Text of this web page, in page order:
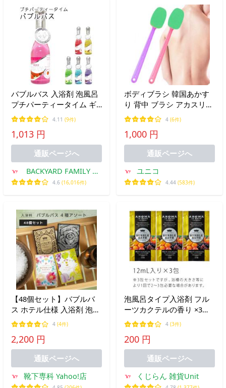
バブルバス 入浴剤 泡風呂
プチパーティータイム ギ
フト ボディソープ バスア
ロマ パーティータイム
4.11 (9件)
1,013 円
通販ページへ
BACKYARD FAMILY マ
マタウン
4.6 (16,016件)
ボディブラシ 韓国あかす
り 背中 ブラシ アカスリ
便利 グッズ 美肌ブラシ 韓
国式 垢すり ボディケア ギ
フト あかすり マッサージ
孫の手 ボディブラシ
4 (6件)
1,000 円
通販ページへ
ユニコ
4.44 (583件)
【48個セット】バブルバ
ス ホテル仕様 入浴剤 泡風
呂 個包装 日本製
4 (4件)
2,200 円
通販ページへ
靴下専科 Yahoo!店
泡風呂タイプ入浴剤 フル
ーツカクテルの香り ×3包
セット 〜 送料無料
4 (3件)
200 円
通販ページへ
くじらん 雑貨Unit